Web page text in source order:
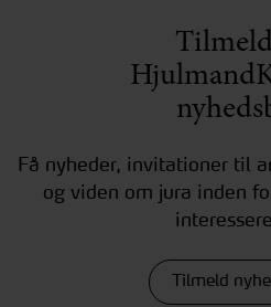
Få nyheder, invitationer til
og viden om jura inden
Tilmeld